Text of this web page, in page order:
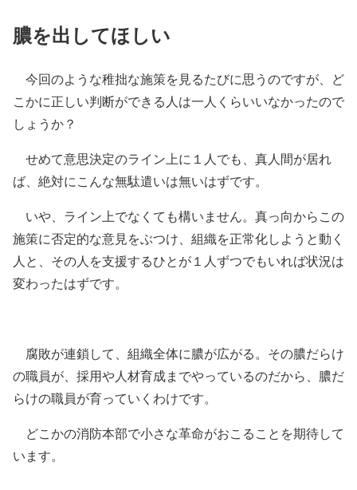
膿を出してほしい
今回のような稚拙な施策を見るたびに思うのですが、ど
こかに正しい判断ができる人は一人くらいいなかったので
しょうか？
せめて意思決定のライン上に１人でも、真人間が居れ
ば、絶対にこんな無駄遣いは無いはずです。
いや、ライン上でなくても構いません。真っ向からこの
施策に否定的な意見をぶつけ、組織を正常化しようと動く
人と、その人を支援するひとが１人ずつでもいれば状況は
変わったはずです。
腐敗が連鎖して、組織全体に膿が広がる。その膿だらけ
の職員が、採用や人材育成までやっているのだから、膿だ
らけの職員が育っていくわけです。
どこかの消防本部で小さな革命がおこることを期待して
います。